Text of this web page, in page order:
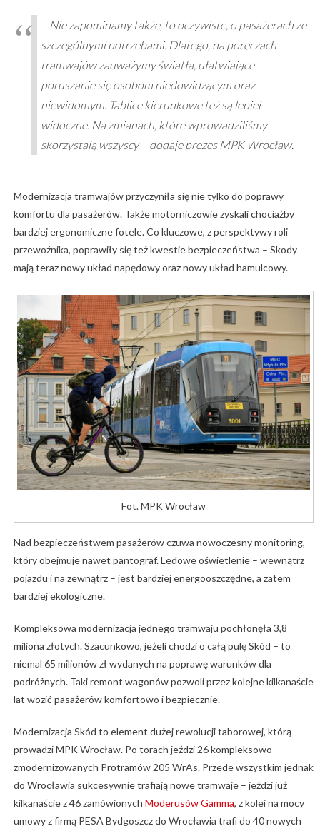
– Nie zapominamy także, to oczywiste, o pasażerach ze
szczególnymi potrzebami. Dlatego, na poręczach
tramwajów zauważymy światła, ułatwiające
poruszanie się osobom niedowidzącym oraz
niewidomym. Tablice kierunkowe też są lepiej
widoczne. Na zmianach, które wprowadziliśmy
skorzystają wszyscy – dodaje prezes MPK Wrocław.
Modernizacja tramwajów przyczyniła się nie tylko do poprawy
komfortu dla pasażerów. Także motorniczowie zyskali chociażby
bardziej ergonomiczne fotele. Co kluczowe, z perspektywy roli
przewoźnika, poprawiły się też kwestie bezpieczeństwa – Skody
mają teraz nowy układ napędowy oraz nowy układ hamulcowy.
Fot. MPK Wrocław
Nad bezpieczeństwem pasażerów czuwa nowoczesny monitoring,
który obejmuje nawet pantograf. Ledowe oświetlenie – wewnątrz
pojazdu i na zewnątrz – jest bardziej energooszczędne, a zatem
bardziej ekologiczne.
Kompleksowa modernizacja jednego tramwaju pochłonęła 3,8
miliona złotych. Szacunkowo, jeżeli chodzi o całą pulę Skód – to
niemal 65 milionów zł wydanych na poprawę warunków dla
podróżnych. Taki remont wagonów pozwoli przez kolejne kilkanaście
lat wozić pasażerów komfortowo i bezpiecznie.
Modernizacja Skód to element dużej rewolucji taborowej, którą
prowadzi MPK Wrocław. Po torach jeździ 26 kompleksowo
zmodernizowanych Protramów 205 WrAs. Przede wszystkim jednak
do Wrocławia sukcesywnie trafiają nowe tramwaje – jeździ już
kilkanaście z 46 zamówionych Moderusów Gamma, z kolei na mocy
umowy z firmą PESA Bydgoszcz do Wrocławia trafi do 40 nowych